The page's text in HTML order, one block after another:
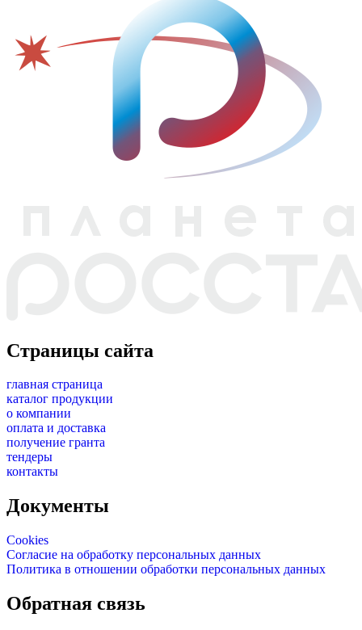
Страницы сайта
главная страница
каталог продукции
о компании
оплата и доставка
получение гранта
тендеры
контакты
Документы
Cookies
Согласие на обработку персональных данных
Политика в отношении обработки персональных данных
Обратная связь